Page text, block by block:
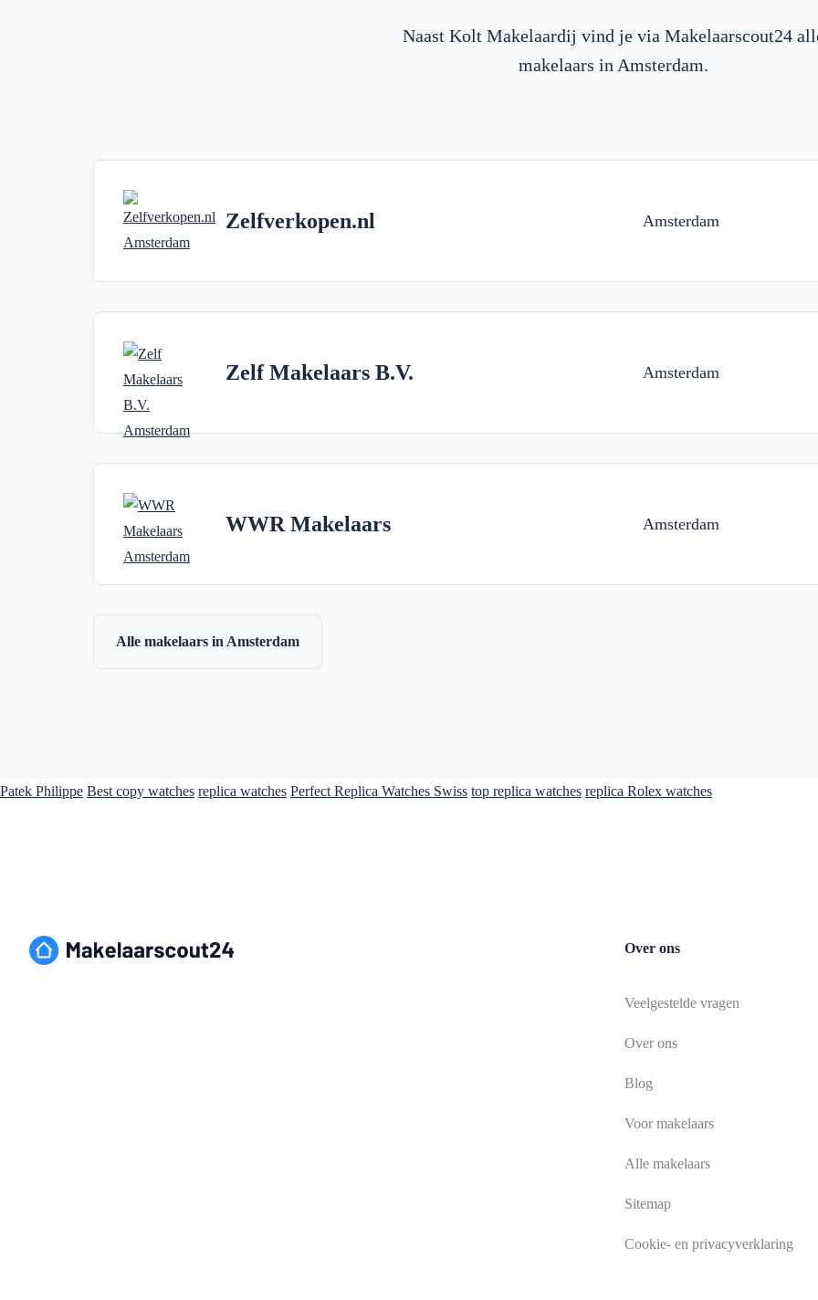
Naast Kolt Makelaardij vind je via Makelaarscout24
makelaars in Amsterdam.
Zelfverkopen.nl Amsterdam
Zelf Makelaars B.V. Amsterdam
WWR Makelaars Amsterdam
Alle makelaars in Amsterdam
Patek Philippe Best copy watches replica watches Perfect Replica Watches Swiss top replica watches replica Rolex watches
Over ons
Veelgestelde vragen
Over ons
Blog
Voor makelaars
Alle makelaars
Sitemap
Cookie- en privacyverklaring